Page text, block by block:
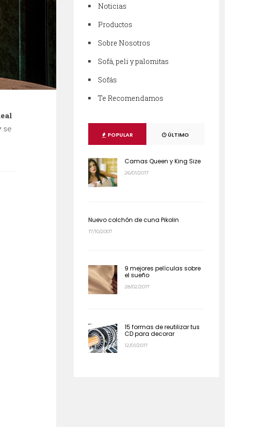
se
Noticias
Productos
Sobre Nosotros
Sofá, peli y palomitas
Sofás
Te Recomendamos
POPULAR ÚLTIMO
Camas Queen y King Size
26/01/2017
Nuevo colchón de cuna Pikolin
17/10/2007
9 mejores películas sobre
el sueño
28/02/2017
15 formas de reutilizar tus
CD para decorar
12/01/2017